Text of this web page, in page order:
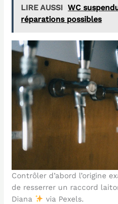
LIRE AUSSI WC
réparations possibles
Contrôler d’abord l’origine
de resserrer un raccord
Diana
via Pexels.